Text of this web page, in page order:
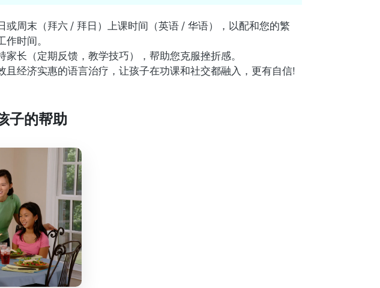
或周末（拜六 / 拜日）上课时间（英语 / 华语），以配和您的繁
作时间。
家长（定期反馈，教学技巧），帮助您克服挫折感。
且经济实惠的语言治疗，让孩子在功课和社交都融入，更有自信!
子的帮助